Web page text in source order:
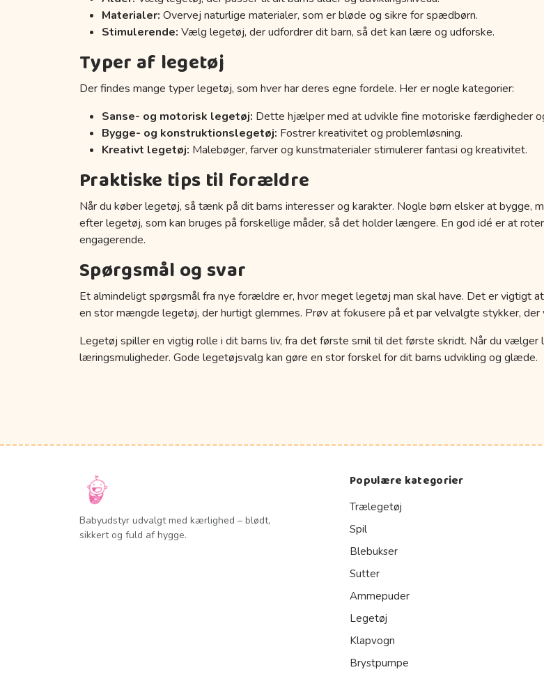
Materialer: Overvej naturlige materialer, som er bløde og sikre for spædbørn.
Stimulerende: Vælg legetøj, der udfordrer dit barn, så det kan lære og udforske.
Typer af legetøj
Der findes mange typer legetøj, som hver har deres egne fordele. Her er nogle kategorier:
Sanse- og motorisk legetøj: Dette hjælper med at udvikle fine motoriske færdigheder
Bygge- og konstruktionslegetøj: Fostrer kreativitet og problemløsning.
Kreativt legetøj: Malebøger, farver og kunstmaterialer stimulerer fantasi og kreativitet.
Praktiske tips til forældre
Når du køber legetøj, så tænk på dit barns interesser og karakter. Nogle børn elsker at bygge,
efter legetøj, som kan bruges på forskellige måder, så det holder længere. En god idé er at
engagerende.
Spørgsmål og svar
Et almindeligt spørgsmål fra nye forældre er, hvor meget legetøj man skal have. Det er vigtigt
en stor mængde legetøj, der hurtigt glemmes. Prøv at fokusere på et par velvalgte stykker, der
Legetøj spiller en vigtig rolle i dit barns liv, fra det første smil til det første skridt. Når du
læringsmuligheder. Gode legetøjsvalg kan gøre en stor forskel for dit barns udvikling og glæde.
Babyudstyr udvalgt med kærlighed – blødt,
sikkert og fuld af hygge.
Populære kategorier
Trælegetøj
Spil
Blebukser
Sutter
Ammepuder
Legetøj
Klapvogn
Brystpumpe